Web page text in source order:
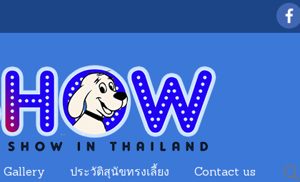
Gallery ประวัติสุนัขทรงเลี้ยง Contact us